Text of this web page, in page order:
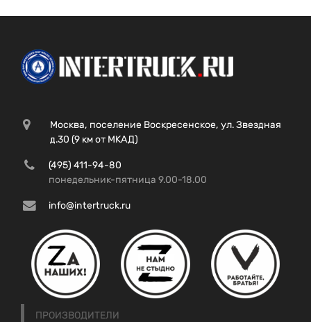
Москва, поселение Воскресенское, ул. Звездная
д.30 (9 км от МКАД)
(495) 411-94-80
понедельник-пятница 9.00-18.00
info@intertruck.ru
ПРОИЗВОДИТЕЛИ